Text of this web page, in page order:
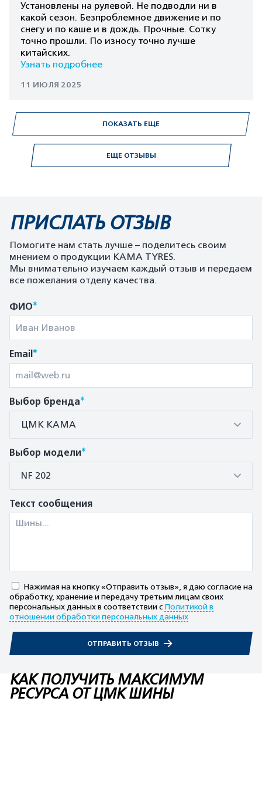
ЕЩЕ ОТЗЫВЫ
Установлены на рулевой. Не подводли ни в
какой сезон. Безпроблемное движение и по
снегу и по каше и в дождь. Прочные. Сотку
точно прошли. По износу точно лучше
китайских.
Узнать подробнее
11 ИЮЛЯ 2025
ПОКАЗАТЬ ЕЩЕ
ПРИСЛАТЬ ОТЗЫВ
Помогите нам стать лучше – поделитесь своим
мнением о продукции KAMA TYRES.
Мы внимательно изучаем каждый отзыв и передаем
все пожелания отделу качества.
ФИО*
Email*
Выбор бренда*
ЦМК КАМА
Выбор модели*
NF 202
Текст сообщения
Нажимая на кнопку «Отправить отзыв», я даю согласие на
обработку, хранение и передачу третьим лицам своих
персональных данных в соответствии с Политикой в
отношении обработки персональных данных
ОТПРАВИТЬ ОТЗЫВ
КАК ПОЛУЧИТЬ МАКСИМУМ
РЕСУРСА ОТ ЦМК ШИНЫ